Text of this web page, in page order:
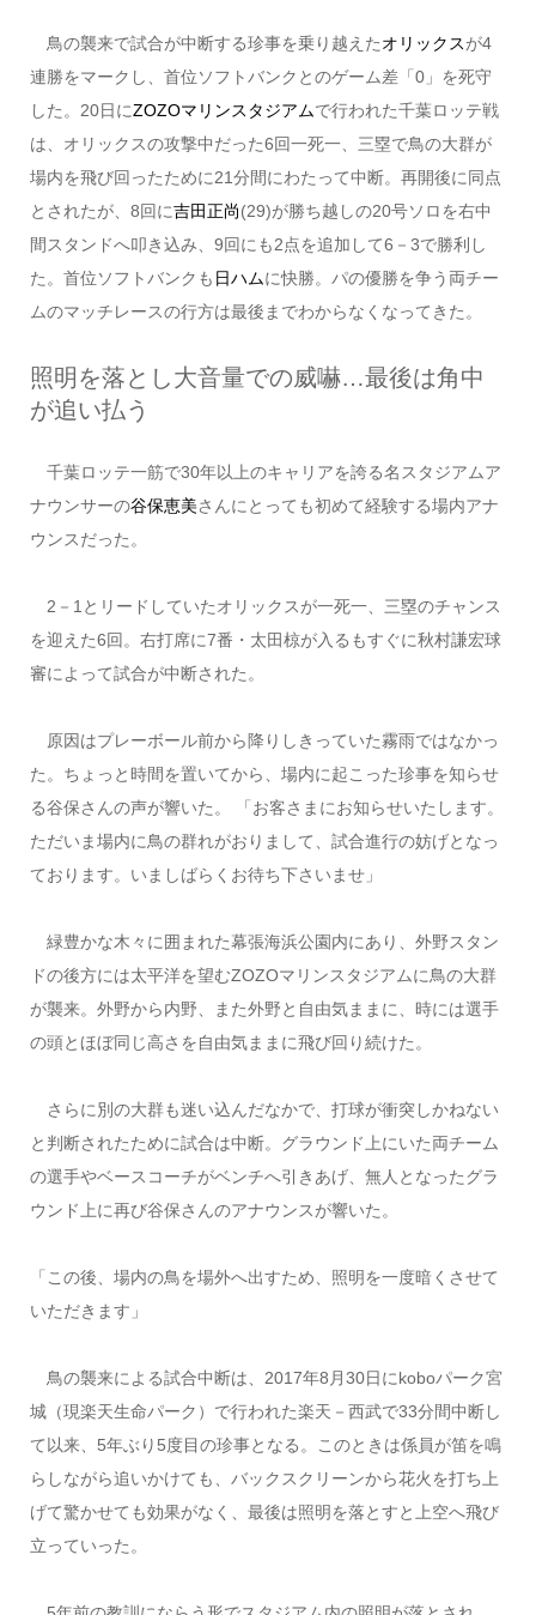
鳥の襲来で試合が中断する珍事を乗り越えたオリックスが4
連勝をマークし、首位ソフトバンクとのゲーム差「0」を死守
した。20日にZOZOマリンスタジアムで行われた千葉ロッテ戦
は、オリックスの攻撃中だった6回一死一、三塁で鳥の大群が
場内を飛び回ったために21分間にわたって中断。再開後に同点
とされたが、8回に吉田正尚(29)が勝ち越しの20号ソロを右中
間スタンドへ叩き込み、9回にも2点を追加して6－3で勝利し
た。首位ソフトバンクも 日ハムに快勝。パの優勝を争う両チー
ムのマッチレースの行方は最後までわからなくなってきた。
照明を落とし大音量での威嚇…最後は角中
が追い払う
千葉ロッテ一筋で30年以上のキャリアを誇る名スタジアムア
ナウンサーの谷保恵美さんにとっても初めて経験する場内アナ
ウンスだった。
2－1とリードしていたオリックスが一死一、三塁のチャンス
を迎えた6回。右打席に7番・太田椋が入るもすぐに秋村謙宏球
審によって試合が中断された。
原因はプレーボール前から降りしきっていた霧雨ではなかっ
た。ちょっと時間を置いてから、場内に起こった珍事を知らせ
る谷保さんの声が響いた。 「お客さまにお知らせいたします。
ただいま場内に鳥の群れがおりまして、試合進行の妨げとなっ
ております。いましばらくお待ち下さいませ」
緑豊かな木々に囲まれた幕張海浜公園内にあり、外野スタン
ドの後方には太平洋を望むZOZOマリンスタジアムに鳥の大群
が襲来。外野から内野、また外野と自由気ままに、時には選手
の頭とほぼ同じ高さを自由気ままに飛び回り続けた。
さらに別の大群も迷い込んだなかで、打球が衝突しかねない
と判断されたために試合は中断。グラウンド上にいた両チーム
の選手やベースコーチがベンチへ引きあげ、無人となったグラ
ウンド上に再び谷保さんのアナウンスが響いた。
「この後、場内の鳥を場外へ出すため、照明を一度暗くさせて
いただきます」
鳥の襲来による試合中断は、2017年8月30日にkoboパーク宮
城（現楽天生命パーク）で行われた楽天－西武で33分間中断し
て以来、5年ぶり5度目の珍事となる。このときは係員が笛を鳴
らしながら追いかけても、バックスクリーンから花火を打ち上
げて驚かせても効果がなく、最後は照明を落とすと上空へ飛び
立っていった。